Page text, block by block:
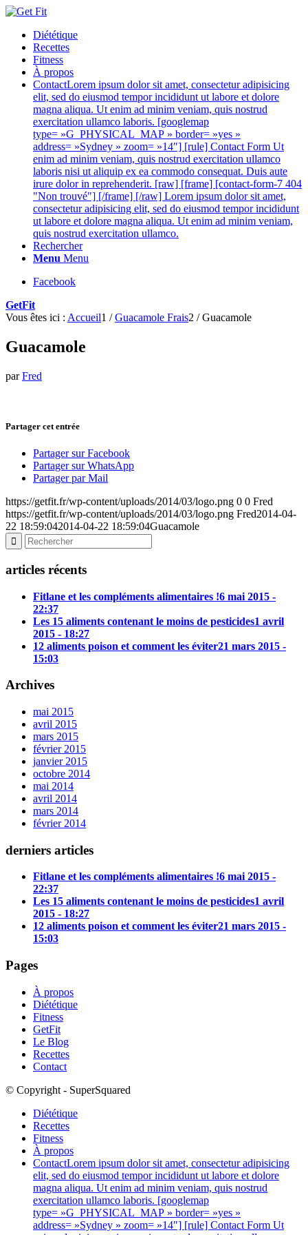
Diététique
Recettes
Fitness
À propos
ContactLorem ipsum dolor sit amet, consectetur adipisicing
elit, sed do eiusmod tempor incididunt ut labore et dolore
magna aliqua. Ut enim ad minim veniam, quis nostrud
exercitation ullamco laboris. [googlemap
type= »G_PHYSICAL_MAP » border= »yes »
address= »Sydney » zoom= »14″] [rule] Contact Form Ut
enim ad minim veniam, quis nostrud exercitation ullamco
laboris nisi ut aliquip ex ea commodo consequat. Duis aute
irure dolor in reprehenderit. [raw] [frame] [contact-form-7 404
"Non trouvé"] [/frame] [/raw] Lorem ipsum dolor sit amet,
consectetur adipisicing elit, sed do eiusmod tempor incididunt
ut labore et dolore magna aliqua. Ut enim ad minim veniam,
quis nostrud exercitation ullamco.
Rechercher
Menu Menu
Facebook
GetFit
Vous êtes ici : Accueil1 / Guacamole Frais2 / Guacamole
Guacamole
parFred
Partager cet entrée
Partager sur Facebook
Partager sur WhatsApp
Partager par Mail
https://getfit.fr/wp-content/uploads/2014/03/logo.png 0 0 Fred
https://getfit.fr/wp-content/uploads/2014/03/logo.png Fred2014-04-
22 18:59:042014-04-22 18:59:04Guacamole
articles récents
Fitlane et les compléments alimentaires !6 mai 2015 -
22:37
Les 15 aliments contenant le moins de pesticides1 avril
2015 - 18:27
12 aliments poison et comment les éviter21 mars 2015 -
15:03
Archives
mai 2015
avril 2015
mars 2015
février 2015
janvier 2015
octobre 2014
mai 2014
avril 2014
mars 2014
février 2014
derniers articles
Fitlane et les compléments alimentaires !6 mai 2015 -
22:37
Les 15 aliments contenant le moins de pesticides1 avril
2015 - 18:27
12 aliments poison et comment les éviter21 mars 2015 -
15:03
Pages
À propos
Diététique
Fitness
GetFit
Le Blog
Recettes
Contact
© Copyright - SuperSquared
Diététique
Recettes
Fitness
À propos
ContactLorem ipsum dolor sit amet, consectetur adipisicing
elit, sed do eiusmod tempor incididunt ut labore et dolore
magna aliqua. Ut enim ad minim veniam, quis nostrud
exercitation ullamco laboris. [googlemap
type= »G_PHYSICAL_MAP » border= »yes »
address= »Sydney » zoom= »14″] [rule] Contact Form Ut